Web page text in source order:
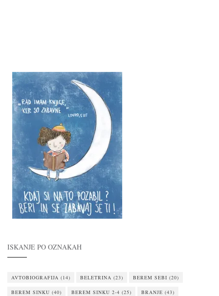
ISKANJE PO OZNAKAH
AVTOBIOGRAFIJA (14) BELETRINA (23) BEREM SEBI (20)
BEREM SINKU (40) BEREM SINKU 2-4 (25) BRANJE (43)